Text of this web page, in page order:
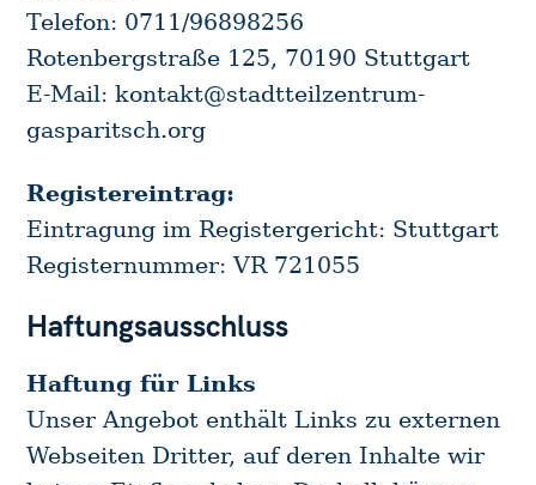
Telefon: 0711/96898256
Rotenbergstraße 125, 70190 Stuttgart
E-Mail: kontakt@stadtteilzentrum-
gasparitsch.org
Registereintrag:
Eintragung im Registergericht: Stuttgart
Registernummer: VR 721055
Haftungsausschluss
Haftung für Links
Unser Angebot enthält Links zu externen
Webseiten Dritter, auf deren Inhalte wir